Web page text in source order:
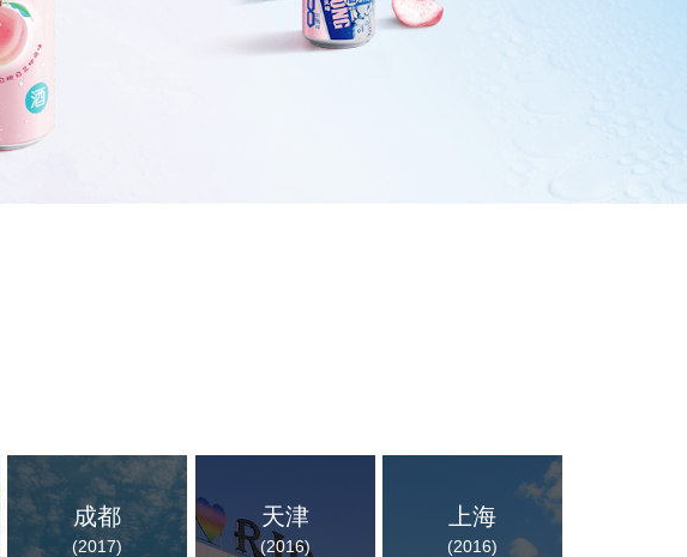
成都
(2017)
天津
(2016)
上海
(2016)